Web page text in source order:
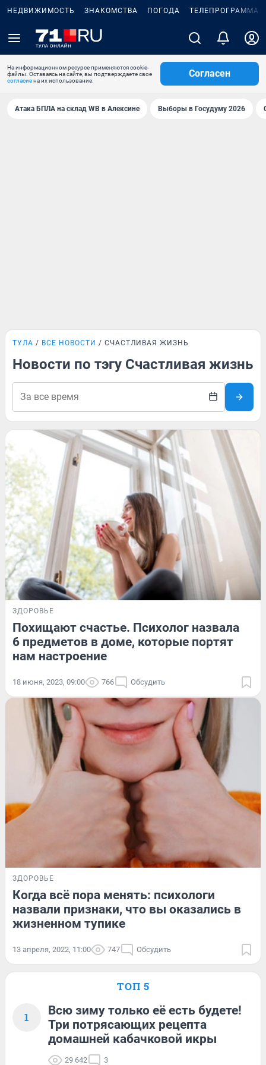
НЕДВИЖИМОСТЬ ЗНАКОМСТВА ПОГОДА ТЕЛЕПРОГРАММА
На информационном ресурсе применяются cookie-
файлы. Оставаясь на сайте, вы подтверждаете свое
согласиена их использование.
Согласен
Атака БПЛА на склад WB в Алексине Выборы в Госудуму 2026
ТУЛА ВСЕ НОВОСТИ СЧАСТЛИВАЯ ЖИЗНЬ
Новости по тэгу Счастливая жизнь
ЗДОРОВЬЕ
Похищают счастье. Психолог назвала
6 предметов в доме, которые портят
нам настроение
18 июня, 2023, 09:00 766 Обсудить
ЗДОРОВЬЕ
Когда всё пора менять: психологи
назвали признаки, что вы оказались в
жизненном тупике
13 апреля, 2022, 11:00 747 Обсудить
ТОП 5
1
Всю зиму только её есть будете!
Три потрясающих рецепта
домашней кабачковой икры
29 642 3